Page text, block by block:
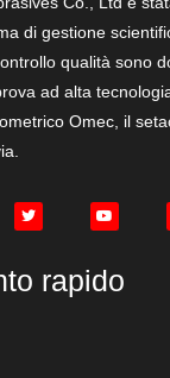
di gestione
qualità sono
ad alta
Omec, il
rapido